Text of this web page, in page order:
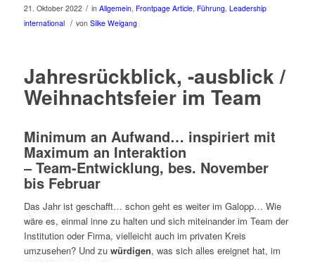
21. Oktober 2022 / in Allgemein, Frontpage Article, Führung, Leadership
international / von Silke Weigang
Jahresrückblick, -ausblick /
Weihnachtsfeier im Team
Minimum an Aufwand… inspiriert mit
Maximum an Interaktion
– Team-Entwicklung, bes. November
bis Februar
Das Jahr ist geschafft… schon geht es weiter im Galopp… Wie
wäre es, einmal inne zu halten und sich miteinander im Team der
Institution oder Firma, vielleicht auch im privaten Kreis
umzusehen? Und zu würdigen, was sich alles ereignet hat, im